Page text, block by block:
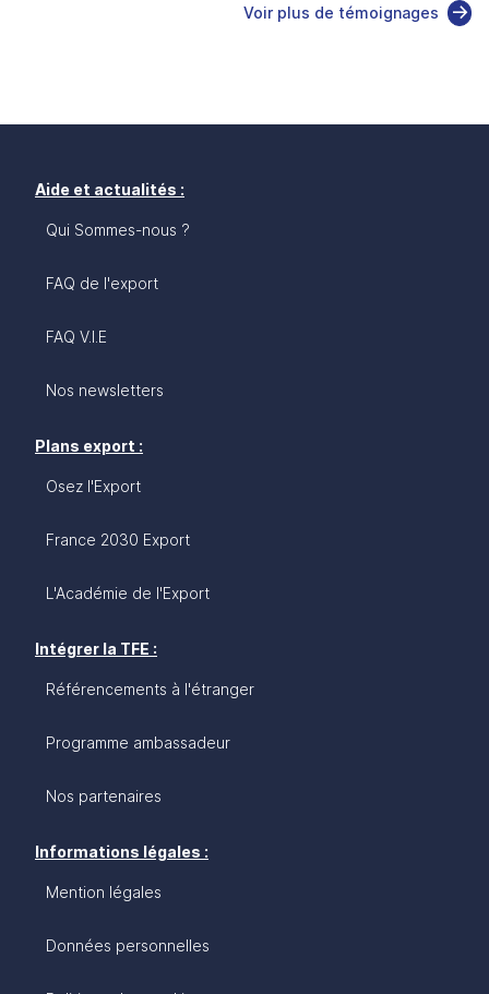
Voir plus de témoignages
Aide et actualités :
Qui Sommes-nous ?
FAQ de l'export
FAQ V.I.E
Nos newsletters
Plans export :
Osez l'Export
France 2030 Export
L'Académie de l'Export
Intégrer la TFE :
Référencements à l'étranger
Programme ambassadeur
Nos partenaires
Informations légales :
Mention légales
Données personnelles